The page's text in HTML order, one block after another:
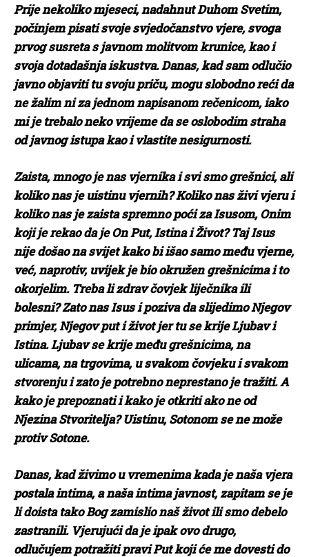
Prije nekoliko mjeseci, nadahnut Duhom Svetim,
počinjem pisati svoje svjedočanstvo vjere, svoga
prvog susreta s javnom molitvom krunice, kao i
svoja dotadašnja iskustva. Danas, kad sam odlučio
javno objaviti tu svoju priču, mogu slobodno reći da
ne žalim ni za jednom napisanom rečenicom, iako
mi je trebalo neko vrijeme da se oslobodim straha
od javnog istupa kao i vlastite nesigurnosti.
Zaista, mnogo je nas vjernika i svi smo grešnici, ali
koliko nas je uistinu vjernih? Koliko nas živi vjeru i
koliko nas je zaista spremno poći za Isusom, Onim
koji je rekao da je On Put, Istina i Život? Taj Isus
nije došao na svijet kako bi išao samo među vjerne,
već, naprotiv, uvijek je bio okružen grešnicima i to
okorjelim. Treba li zdrav čovjek liječnika ili
bolesni? Zato nas Isus i poziva da slijedimo Njegov
primjer, Njegov put i život jer tu se krije Ljubav i
Istina. Ljubav se krije među grešnicima, na
ulicama, na trgovima, u svakom čovjeku i svakom
stvorenju i zato je potrebno neprestano je tražiti. A
kako je prepoznati i kako je otkriti ako ne od
Njezina Stvoritelja? Uistinu, Sotonom se ne može
protiv Sotone.
Danas, kad živimo u vremenima kada je naša vjera
postala intima, a naša intima javnost, zapitam se je
li doista tako Bog zamislio naš život ili smo debelo
zastranili. Vjerujući da je ipak ovo drugo,
odlučujem potražiti pravi Put koji će me dovesti do